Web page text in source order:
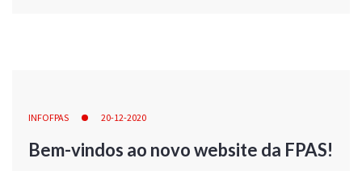
INFOFPAS 20-12-2020
Bem-vindos ao novo website da FPAS!